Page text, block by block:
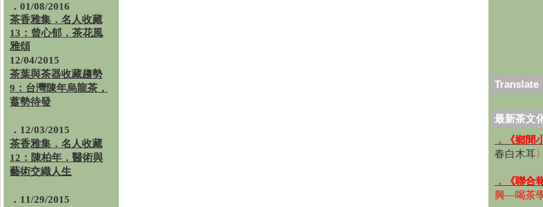
．01/08/2016
茶香雅集 ． 名人收藏
13：曾心郁．茶花風
雅頌
12/04/2015
茶葉與茶器收藏趨勢
9：台灣陳年烏龍茶，
蓄勢待發
．12/03/2015
茶香雅集．名人收藏
12：陳柏年．醫術與
藝術交織人生
．11/29/2015
Translate
最新茶文
．《鄉間
春白木耳〉
．《聯合
興—喝茶